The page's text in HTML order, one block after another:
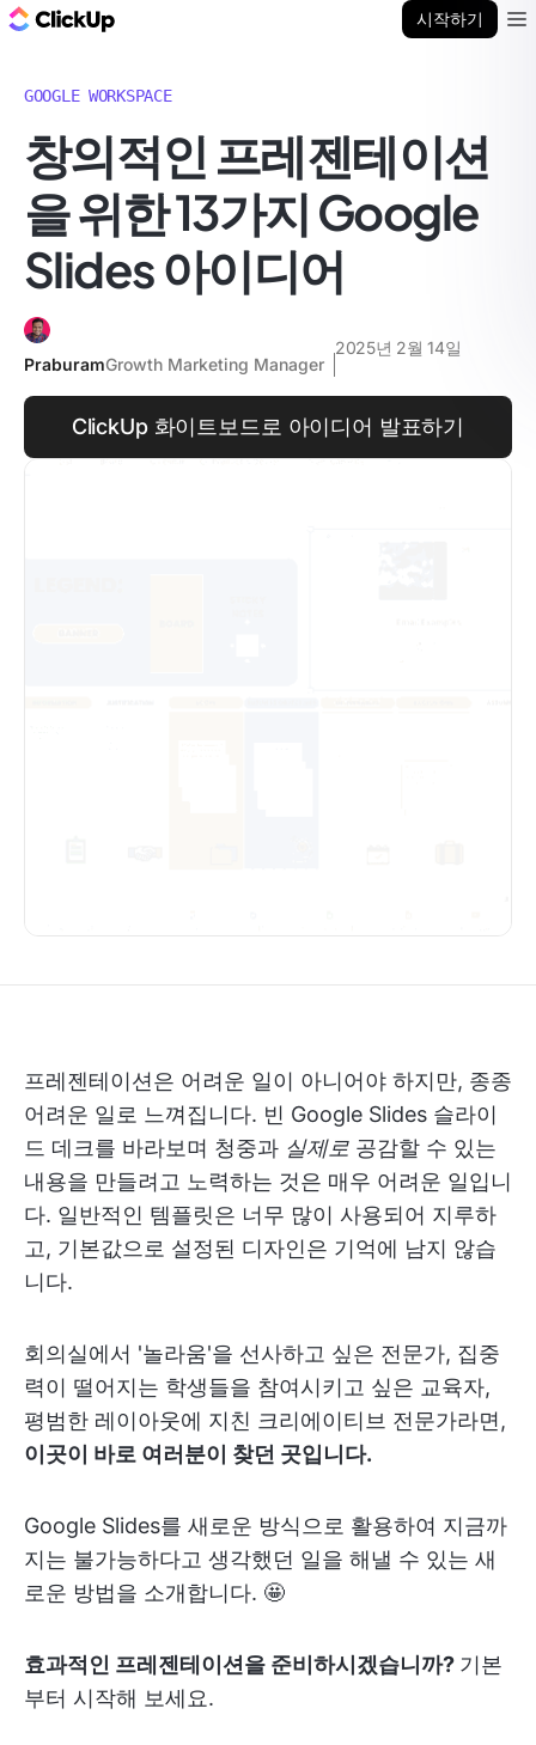
시작하기
GOOGLE WORKSPACE
창의적인 프레젠테이션
을 위한 13가지 Google
Slides 아이디어
PraburamGrowth Marketing Manager
2025년 2월 14일
ClickUp 화이트보드로 아이디어 발표하기
프레젠테이션은 어려운 일이 아니어야 하지만, 종종
어려운 일로 느껴집니다. 빈 Google Slides 슬라이
드 데크를 바라보며 청중과 실제로 공감할 수 있는
내용을 만들려고 노력하는 것은 매우 어려운 일입니
다. 일반적인 템플릿은 너무 많이 사용되어 지루하
고, 기본값으로 설정된 디자인은 기억에 남지 않습
니다.
회의실에서 '놀라움'을 선사하고 싶은 전문가, 집중
력이 떨어지는 학생들을 참여시키고 싶은 교육자,
평범한 레이아웃에 지친 크리에이티브 전문가라면,
이곳이 바로 여러분이 찾던 곳입니다.
Google Slides를 새로운 방식으로 활용하여 지금까
지는 불가능하다고 생각했던 일을 해낼 수 있는 새
로운 방법을 소개합니다. 🤩
효과적인 프레젠테이션을 준비하시겠습니까? 기본
부터 시작해 보세요.